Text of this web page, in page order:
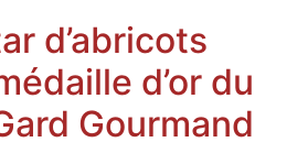
d’abricots
d’or du
Gourmand